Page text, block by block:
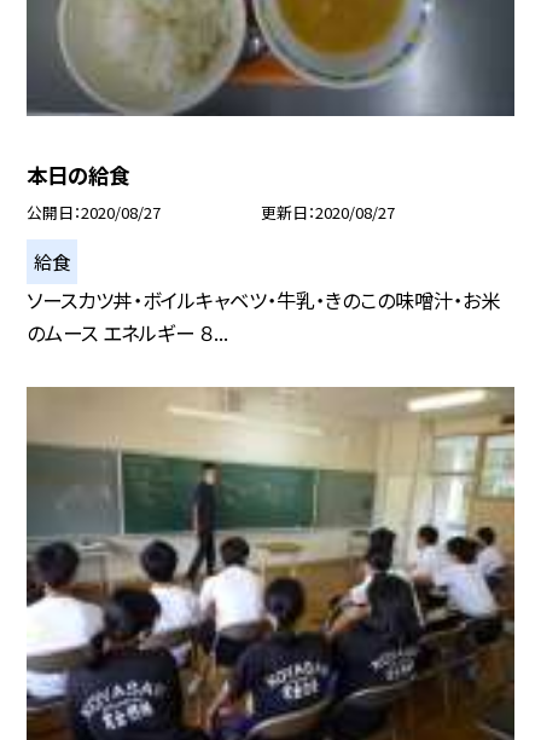
本日の給食
公開日 2020/08/27 更新日 2020/08/27
給食
ソースカツ丼・ボイルキャベツ・牛乳・きのこの味噌汁・お米
のムース エネルギー ８...